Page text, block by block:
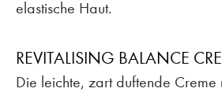
elastische Haut.
REVITALISING BALANCE
Die leichte, zart duftende Creme